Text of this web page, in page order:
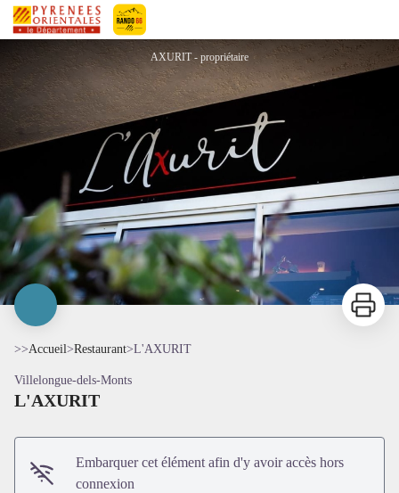
Pyrénées-Orientales Le Département
L'AXURIT
AXURIT - propriétaire
Imprimer
>>Accueil>Restaurant>L'AXURIT
Villelongue-dels-Monts
L'AXURIT
Embarquer cet élément afin d'y avoir accès hors
connexion